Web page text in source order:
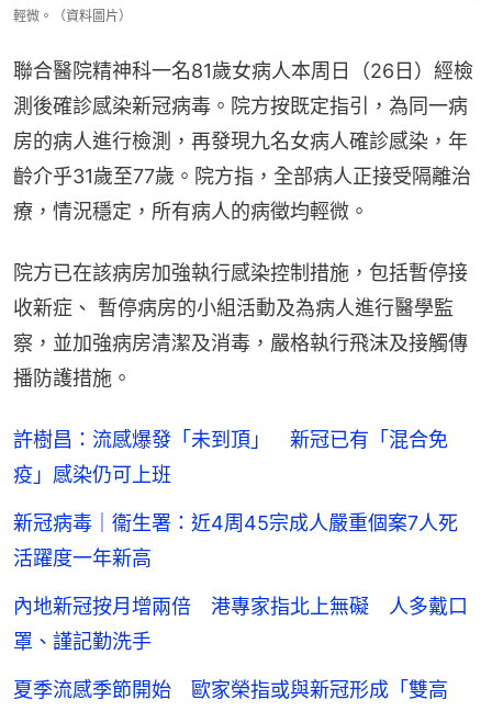
輕微。（資料圖片）
聯合醫院精神科一名81歲女病人本周日（26日）經檢
測後確診感染新冠病毒。院方按既定指引，為同一病
房的病人進行檢測，再發現九名女病人確診感染，年
齡介乎31歲至77歲。院方指，全部病人正接受隔離治
療，情況穩定，所有病人的病徵均輕微。
院方已在該病房加強執行感染控制措施，包括暫停接
收新症、 暫停病房的小組活動及為病人進行醫學監
察，並加強病房清潔及消毒，嚴格執行飛沫及接觸傳
播防護措施。
許樹昌：流感爆發「未到頂」 新冠已有「混合免
疫」感染仍可上班
新冠病毒｜衞生署：近4周45宗成人嚴重個案7人死
活躍度一年新高
內地新冠按月增兩倍 港專家指北上無礙 人多戴口
罩、謹記勤洗手
夏季流感季節開始 歐家榮指或與新冠形成「雙高